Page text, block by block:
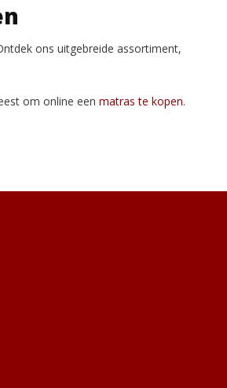
ons uitgebreide assortiment,
om online een matras te kopen.